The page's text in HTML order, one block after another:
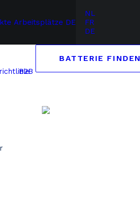
Arbeitsplätze DE
NL
FR
DE
B2B
BATTERIE FINDEN